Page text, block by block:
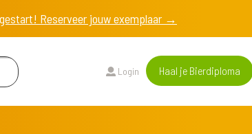
Reserveer jouw exemplaar →
Login Haal je Bierdiploma